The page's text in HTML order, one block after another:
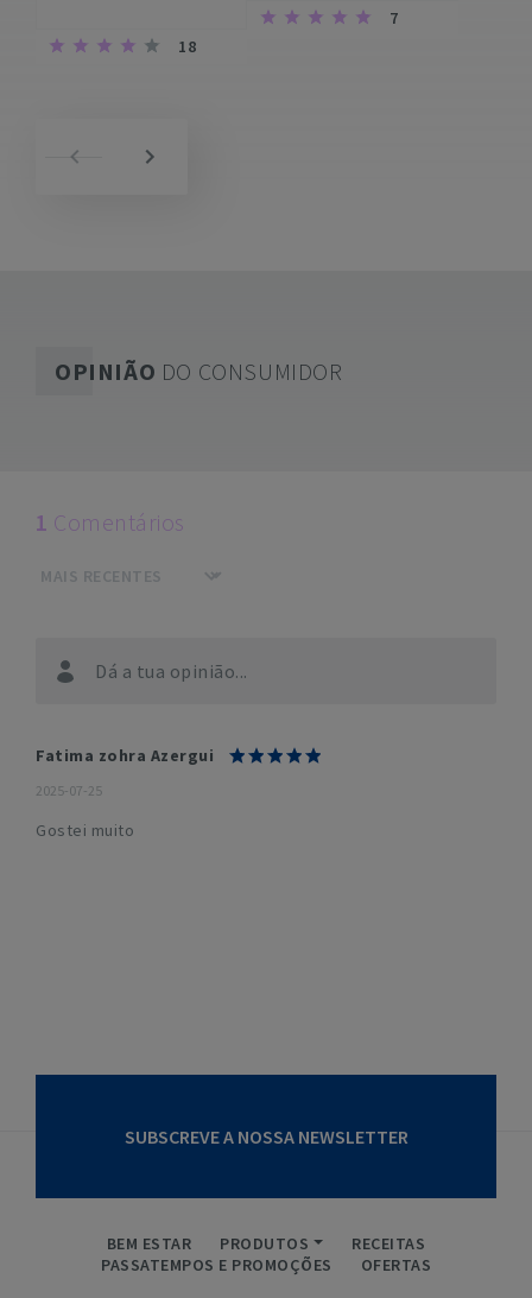
18
7
OPINIÃO DO CONSUMIDOR
Dá a tua opinião...
1 Comentários
Fatima zohra Azergui
2025-07-25
Gostei muito
SUBSCREVE A NOSSA NEWSLETTER
BEM ESTAR PRODUTOS
RECEITAS
PASSATEMPOS E PROMOÇÕES
OFERTAS